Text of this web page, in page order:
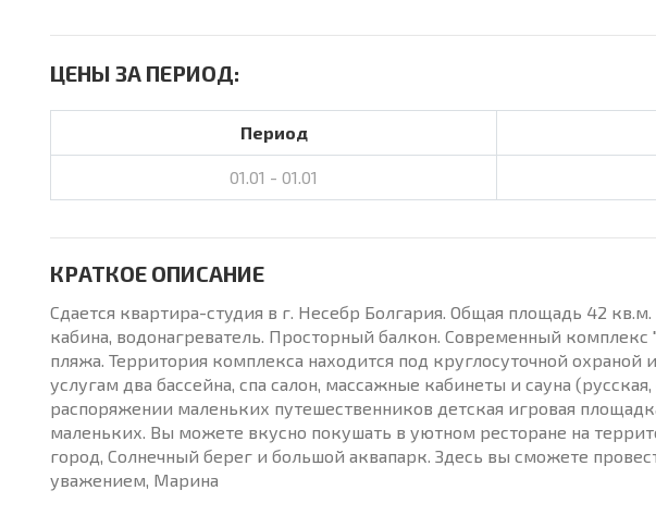
ЦЕНЫ ЗА ПЕРИОД:
Период
01.01 - 01.01
КРАТКОЕ ОПИСАНИЕ
Сдается квартира-студия в г. Несебр Болгария. Общая площадь 42
кабина, водонагреватель. Просторный балкон. Современный
пляжа. Территория комплекса находится под круглосуточной
услугам два бассейна, спа салон, массажные кабинеты и сауна
распоряжении маленьких путешественников детская игровая
маленьких. Вы можете вкусно покушать в уютном ресторане на
город, Солнечный берег и большой аквапарк. Здесь вы сможете
уважением, Марина